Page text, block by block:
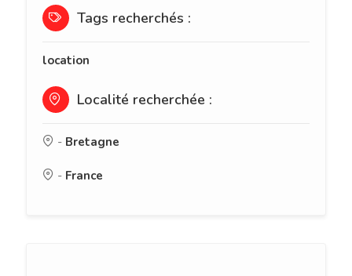
Tags recherchés :
location
Localité recherchée :
- Bretagne
- France